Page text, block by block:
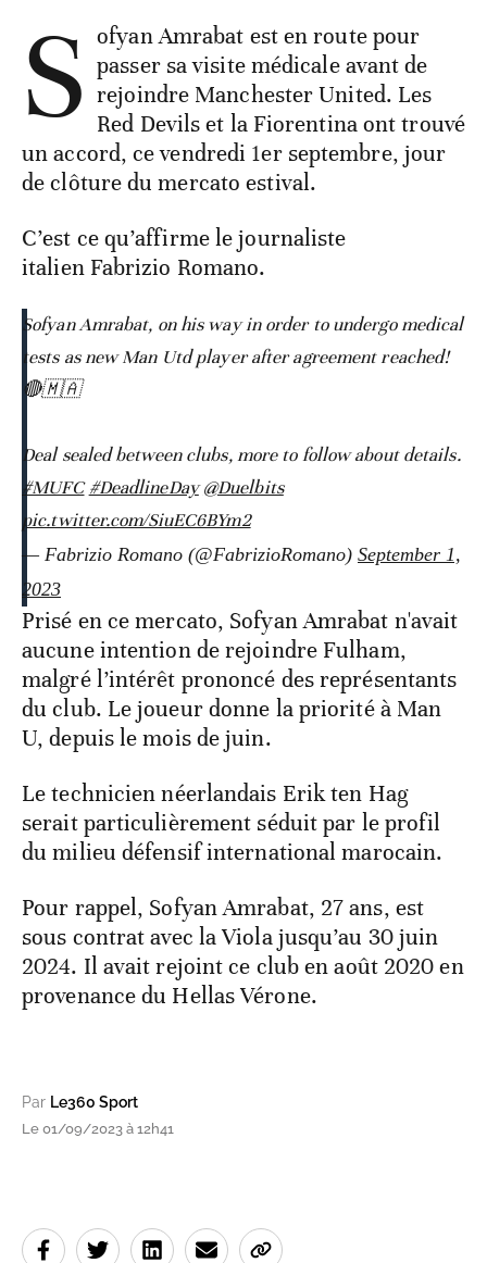
S ofyan Amrabat est en route pour
passer sa visite médicale avant de
rejoindre Manchester United. Les
Red Devils et la Fiorentina ont trouvé
un accord, ce vendredi 1er septembre, jour
de clôture du mercato estival.
C’est ce qu’affirme le journaliste
italien Fabrizio Romano.
Sofyan Amrabat, on his way in order to undergo medical
tests as new Man Utd player after agreement reached!
🔴🇲🇦
Deal sealed between clubs, more to follow about details.
#MUFC #DeadlineDay @Duelbits
pic.twitter.com/SiuEC6BYm2
— Fabrizio Romano (@FabrizioRomano) September 1,
2023
Prisé en ce mercato, Sofyan Amrabat n'avait
aucune intention de rejoindre Fulham,
malgré l’intérêt prononcé des représentants
du club. Le joueur donne la priorité à Man
U, depuis le mois de juin.
Le technicien néerlandais Erik ten Hag
serait particulièrement séduit par le profil
du milieu défensif international marocain.
Pour rappel, Sofyan Amrabat, 27 ans, est
sous contrat avec la Viola jusqu’au 30 juin
2024. Il avait rejoint ce club en août 2020 en
provenance du Hellas Vérone.
Par Le360 Sport
Le 01/09/2023 à 12h41